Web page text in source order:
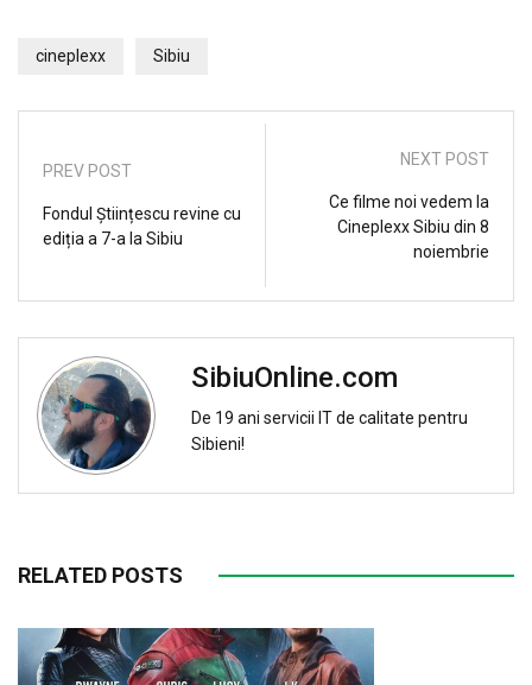
cineplexx Sibiu
PREV POST
Fondul Științescu revine cu
ediția a 7-a la Sibiu
NEXT POST
Ce filme noi vedem la
Cineplexx Sibiu din 8
noiembrie
SibiuOnline.com
De 19 ani servicii IT de calitate pentru
Sibieni!
RELATED POSTS